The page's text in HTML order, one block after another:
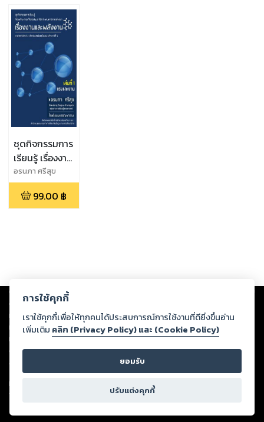
ชุดกิจกรรมการ
เรียนรู้ เรื่องงาน
และพลังงาน
เล่มที่ 1 แรงและ
งาน
อรนภา ศรีสุข
99.00 ฿
Copyright © 2026
ต่อผลงานหรือเนื้อหาใดที่อัปโหลดผ่านเว็บไซต์และปรากฏว่าละเมิดสิทธิใน
ทรัพย์สินทางปัญญาของบุคคลอื่นหรือขัดต่อกฎหมายและศีลธรรม ดังนั้น ผู้อ่าน
ทุกท่านโปรดใช้วิจารณญาณในการกลั่นกรองด้วยตนเอง และหากท่านพบว่าส่วน
หนึ่งส่วนใดขัดต่อกฎหมายและศีลธรรม กรุณาแจ้งมายังบริษัท เพื่อทีมงานจะได้
ดำเนินการในทันที ทั้งนี้ ทางสตอรี่ล็อกขอสงวนลิขสิทธิ์ตามพระราชบัญญัติ
ลิขสิทธิ์ พ.ศ. 2537 (ฉบับล่าสุด)
For support: member@ookbee.com
Version
การใช้คุกกี้
เราใช้คุกกี้เพื่อให้ทุกคนได้ประสบการณ์การใช้งานที่ดียิ่งขึ้นอ่าน
เพิ่มเติม คลิก (Privacy Policy) และ (Cookie Policy)
ยอมรับ
ปรับแต่งคุกกี้